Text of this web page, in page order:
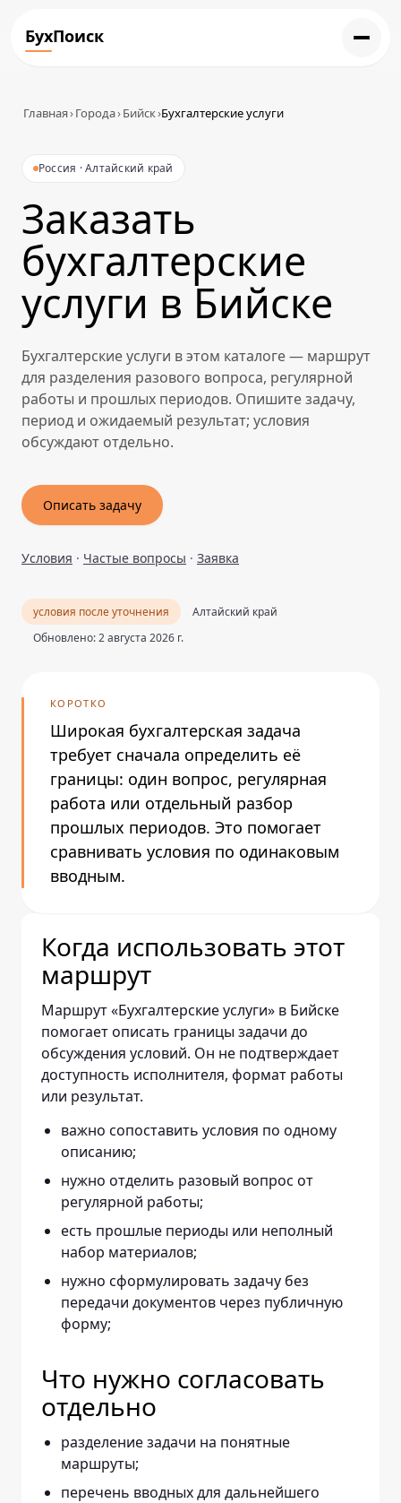
БухПоиск
Главная›Города›Бийск›Бухгалтерские услуги
Россия · Алтайский край
Заказать
бухгалтерские
услуги в Бийске
Бухгалтерские услуги в этом каталоге — маршрут
для разделения разового вопроса, регулярной
работы и прошлых периодов. Опишите задачу,
период и ожидаемый результат; условия
обсуждают отдельно.
Описать задачу
Условия · Частые вопросы · Заявка
условия после уточнения
Алтайский край
Обновлено: 2 августа 2026 г.
КОРОТКО
Широкая бухгалтерская задача
требует сначала определить её
границы: один вопрос, регулярная
работа или отдельный разбор
прошлых периодов. Это помогает
сравнивать условия по одинаковым
вводным.
Когда использовать этот
маршрут
Маршрут «Бухгалтерские услуги» в Бийске
помогает описать границы задачи до
обсуждения условий. Он не подтверждает
доступность исполнителя, формат работы
или результат.
важно сопоставить условия по одному
описанию;
нужно отделить разовый вопрос от
регулярной работы;
есть прошлые периоды или неполный
набор материалов;
нужно сформулировать задачу без
передачи документов через публичную
форму;
Что нужно согласовать
отдельно
разделение задачи на понятные
маршруты;
перечень вводных для дальнейшего